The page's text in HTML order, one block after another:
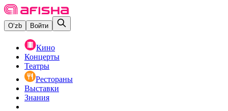
O‘zb Войти
Кино
Концерты
Театры
Рестораны
Выставки
Знания